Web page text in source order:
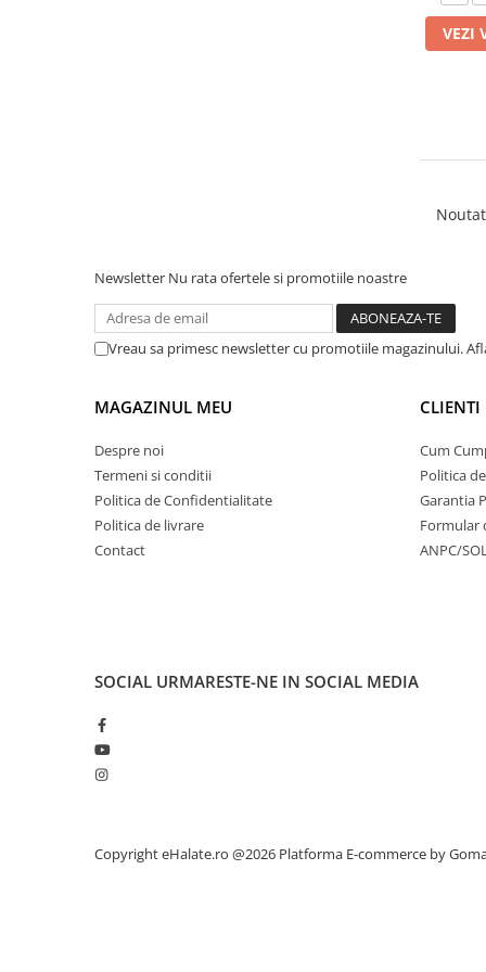
VEZI
Newsletter Nu rata ofertele si promotiile noastre
Vreau sa primesc newsletter cu promotiile magazinului.
MAGAZINUL MEU
Despre noi
Termeni si conditii
Politica de Confidentialitate
Politica de livrare
Contact
CLIENTI
Cum
Politica
Garantia
Formular
ANPC/
SOCIAL URMARESTE-NE IN SOCIAL MEDIA
Copyright eHalate.ro @2026 Platforma E-commerce by